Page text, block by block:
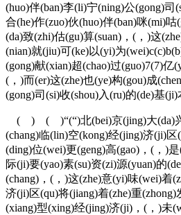
(huo)伴(ban)李(li)宁(ning)公(gong)
合(he)作(zuo)伙(huo)伴(ban)咪(mi)
(da)致(zhi)估(gu)算(suan)，(，)这
(nian)就(jiu)可(ke)以(yi)为
(gong)献(xian)超(chao)过(guo)7(7)亿
(，)而(er)这(zhe)也(ye)构(gou)成
(gong)司(si)收(shou)入(ru)的(de)基
( ) ( )“(“)北(bei)京(jing)大(da)兴
(chang)临(lin)空(kong)经(jing)济(ji)区
(ding)位(wei)更(geng)高(gao)，(，)
际(ji)要(yao)素(su)资(zi)源(yuan)的
(chang)，(，)这(zhe)意(yi)味(wei)着
济(ji)区(qu)将(jiang)着(zhe)重(zhong)
(xiang)型(xing)经(jing)济(ji)，(，)未